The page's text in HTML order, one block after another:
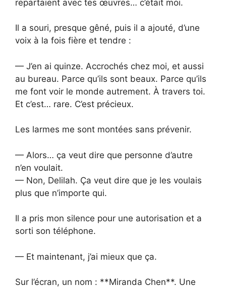
repartaient avec tes œuvres… c’était moi.
Il a souri, presque gêné, puis il a ajouté, d’une
voix à la fois fière et tendre :
— J’en ai quinze. Accrochés chez moi, et aussi
au bureau. Parce qu’ils sont beaux. Parce qu’ils
me font voir le monde autrement. À travers toi.
Et c’est… rare. C’est précieux.
Les larmes me sont montées sans prévenir.
— Alors… ça veut dire que personne d’autre
n’en voulait.
— Non, Delilah. Ça veut dire que je les voulais
plus que n’importe qui.
Il a pris mon silence pour une autorisation et a
sorti son téléphone.
— Et maintenant, j’ai mieux que ça.
Sur l’écran, un nom : **Miranda Chen**. Une